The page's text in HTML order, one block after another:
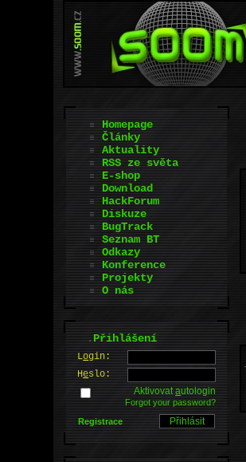
Homepage
Články
Aktuality
RSS ze světa
E-shop
Download
HackForum
Diskuze
BugTrack
Seznam BT
Odkazy
Konference
Projekty
O nás
.Přihlášení
Login:
Heslo:
Aktivovatautologin
Forgot your password?
Registrace